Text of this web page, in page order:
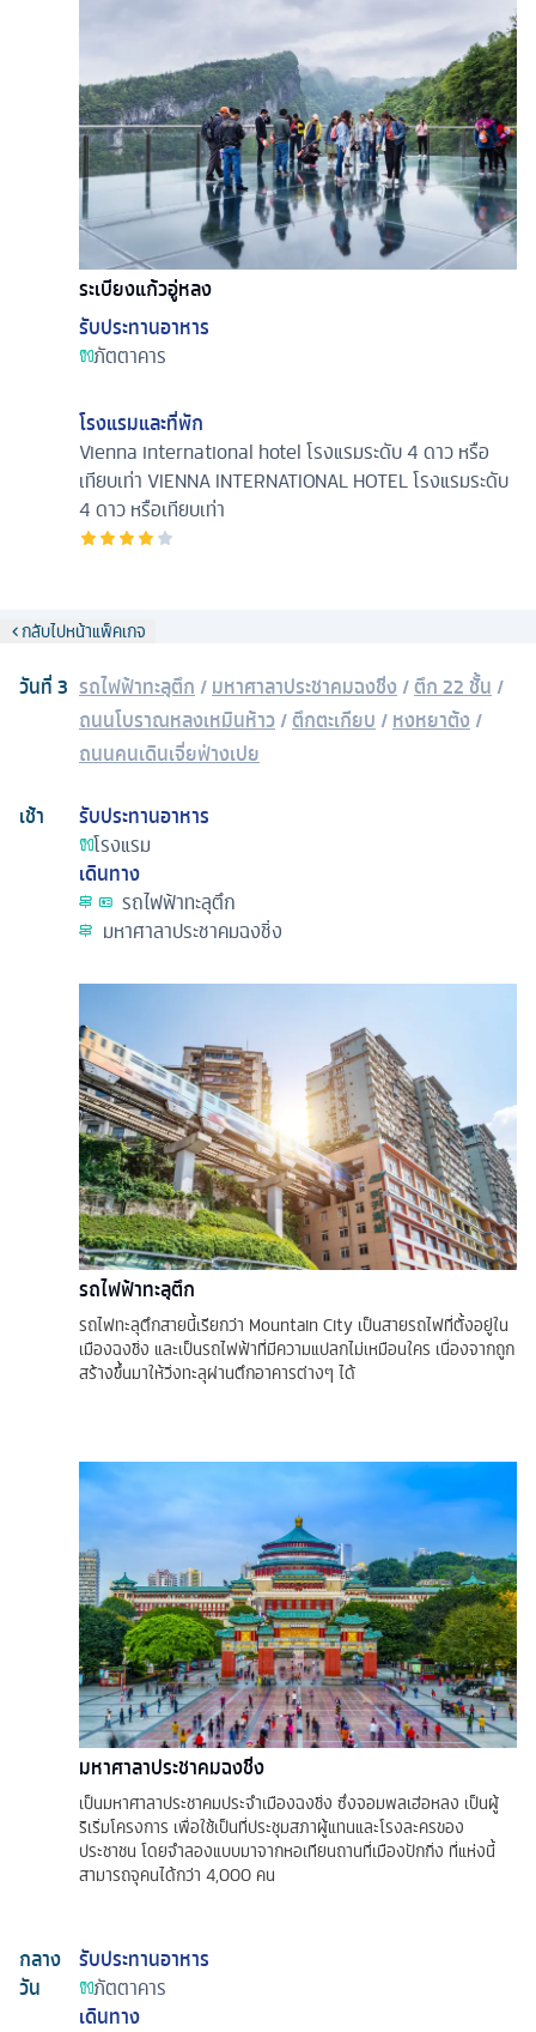
ระเบียงแก้วอู่หลง
รับประทานอาหาร
ภัตตาคาร
โรงแรมและที่พัก
Vienna international hotel โรงแรมระดับ 4 ดาว หรือ
เทียบเท่า VIENNA INTERNATIONAL HOTEL โรงแรมระดับ
4 ดาว หรือเทียบเท่า
กลับไปหน้าแพ็คเกจ
วันที่3 รถไฟฟ้าทะลุตึก /มหาศาลาประชาคมฉงชิ่ง/ตึก 22 ชั้น /
ถนนโบราณหลงเหมินห้าว/ตึกตะเกียบ /หงหยาต้ง/
ถนนคนเดินเจี่ยฟ่างเปย
เช้า
รับประทานอาหาร
โรงแรม
เดินทาง
รถไฟฟ้าทะลุตึก
มหาศาลาประชาคมฉงชิ่ง
รถไฟฟ้าทะลุตึก
รถไฟทะลุตึกสายนี้เรียกว่า Mountain City เป็นสายรถไฟที่ตั้งอยู่ใน
เมืองฉงชิ่ง และเป็นรถไฟฟ้าที่มีความแปลกไม่เหมือนใคร เนื่องจากถูก
สร้างขึ้นมาให้วิ่งทะลุผ่านตึกอาคารต่างๆ ได้
มหาศาลาประชาคมฉงชิ่ง
เป็นมหาศาลาประชาคมประจำเมืองฉงชิ่ง ซึ่งจอมพลเฮ่อหลง เป็นผู้
ริเริ่มโครงการ เพื่อใช้เป็นที่ประชุมสภาผู้แทนและโรงละครของ
ประชาชน โดยจำลองแบบมาจากหอเทียนถานที่เมืองปักกิ่ง ที่แห่งนี้
สามารถจุคนได้กว่า 4,000 คน
กลาง
วัน
รับประทานอาหาร
ภัตตาคาร
เดินทาง